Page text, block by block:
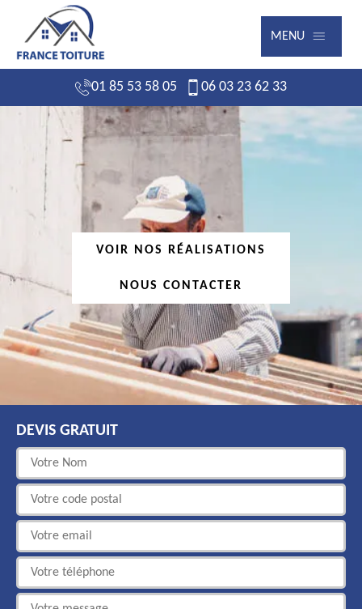
MENU
01 85 53 58 05 06 03 23 62 33
VOIR NOS RÉALISATIONS
NOUS CONTACTER
DEVIS GRATUIT